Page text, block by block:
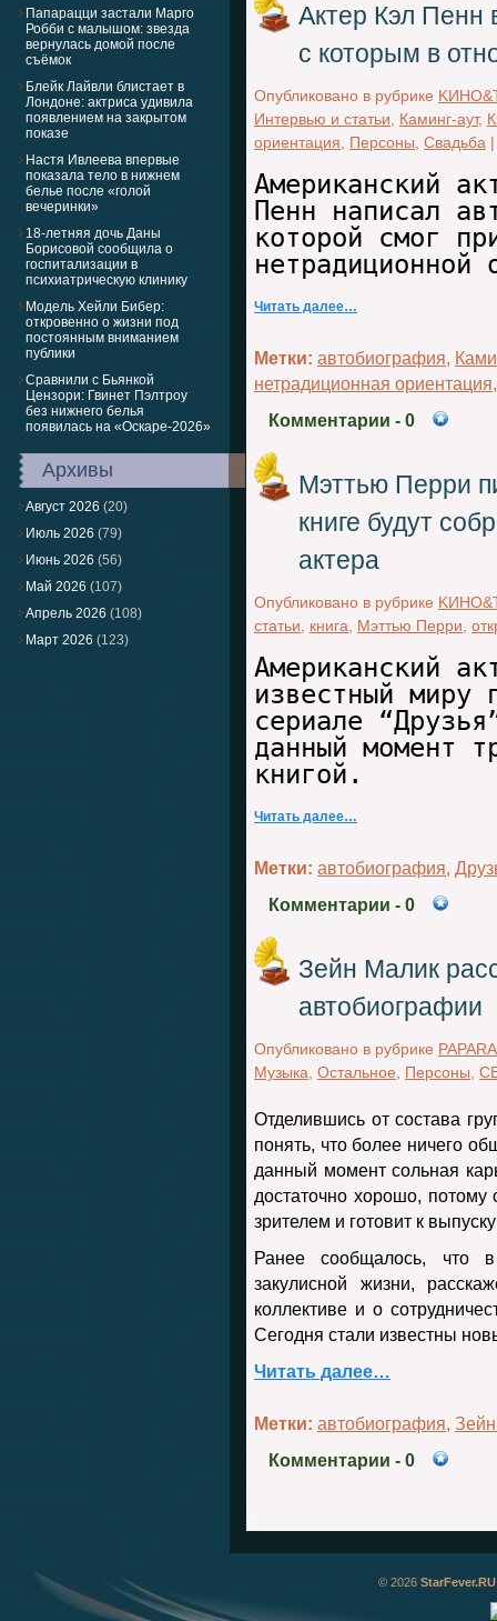
Папарацци застали Марго
Робби с малышом: звезда
вернулась домой после
съёмок
Блейк Лайвли блистает в
Лондоне: актриса удивила
появлением на закрытом
показе
Настя Ивлеева впервые
показала тело в нижнем
белье после «голой
вечеринки»
18-летняя дочь Даны
Борисовой сообщила о
госпитализации в
психиатрическую клинику
Модель Хейли Бибер:
откровенно о жизни под
постоянным вниманием
публики
Сравнили с Бьянкой
Цензори: Гвинет Пэлтроу
без нижнего белья
появилась на «Оскаре-2026»
Архивы
Август 2026 (20)
Июль 2026 (79)
Июнь 2026 (56)
Май 2026 (107)
Апрель 2026 (108)
Март 2026 (123)
Актер Кэл Пенн
с которым в
Опубликовано в рубрике
Интервью и статьи
Каминг-аут,
ориентация
Персоны Свадьба
Американский
Пенн написал
которой смог
нетрадиционной
Читать далее…
Метки: автобиография,
нетрадиционная ориентация
Комментарии - 0
Мэттью Перри
книге будут
актера
Опубликовано в рубрике
статьи
книга Мэттью Перри
Американский
известный миру
сериале
данный момент
книгой.
Читать далее…
Метки: автобиография,
Комментарии - 0
Зейн Малик
автобиографии
Опубликовано в рубрике
Музыка Остальное Персоны
Отделившись от состава
понять, что более ничего
данный момент сольная
достаточно хорошо,
зрителем и готовит к
Ранее сообщалось, что
закулисной жизни,
коллективе и о
Сегодня стали известны
Читать далее…
Метки: автобиография,
Комментарии - 0
© 2026 StarFever.RU